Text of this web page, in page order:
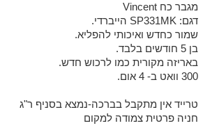
מגבר כח Vincent
דגם: SP331MK הייברדי.
שמור כחדש ואיכותי להפליא.
בן 5 חודשים בלבד.
באריזה מקורית כמו לרכוש חדש.
300 וואט ב- 4 אום.
טרייד אין מתקבל בברכה-נמצא בסניף ר"ג
חניה פרטית צמודה למקום